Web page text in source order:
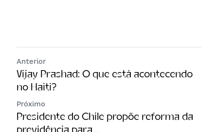
Anterior
Vijay Prashad: O que está acontecendo
no Haiti?
Próximo
Presidente do Chile propõe reforma da
previdência para...